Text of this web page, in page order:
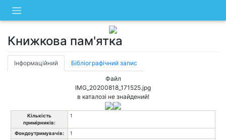
content
Книжкова пам'ятка
Інформаційний Бібліографічний запис
Файл
IMG_20200818_171525.jpg
в каталозі не знайдений!
Кількість
примірників:
1
Фондоутримувачів:
1